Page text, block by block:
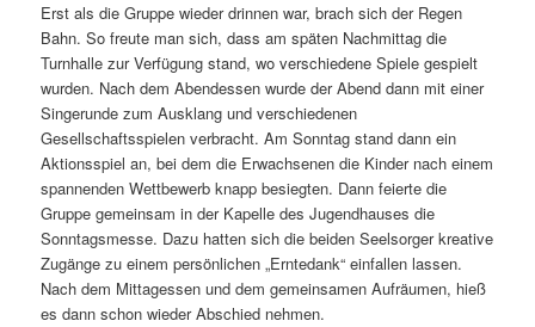
Erst als die Gruppe wieder drinnen war, brach sich der Regen
Bahn. So freute man sich, dass am späten Nachmittag die
Turnhalle zur Verfügung stand, wo verschiedene Spiele gespielt
wurden. Nach dem Abendessen wurde der Abend dann mit einer
Singerunde zum Ausklang und verschiedenen
Gesellschaftsspielen verbracht. Am Sonntag stand dann ein
Aktionsspiel an, bei dem die Erwachsenen die Kinder nach einem
spannenden Wettbewerb knapp besiegten. Dann feierte die
Gruppe gemeinsam in der Kapelle des Jugendhauses die
Sonntagsmesse. Dazu hatten sich die beiden Seelsorger kreative
Zugänge zu einem persönlichen „Erntedank“ einfallen lassen.
Nach dem Mittagessen und dem gemeinsamen Aufräumen, hieß
es dann schon wieder Abschied nehmen.